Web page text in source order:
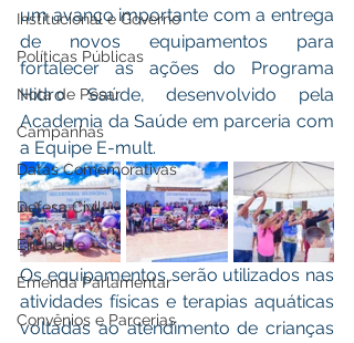
Institucional e Governo
Políticas Públicas
Nota de Pesar
Campanhas
Datas Comemorativas
Defesa Civil
Enchente
Emenda Parlamentar
Convênios e Parcerias
um avanço importante com a entrega
de novos equipamentos para
fortalecer as ações do Programa
Hidro Saúde, desenvolvido pela
Academia da Saúde em parceria com
a Equipe E-mult.
Os equipamentos serão utilizados nas
atividades físicas e terapias aquáticas
voltadas ao atendimento de crianças